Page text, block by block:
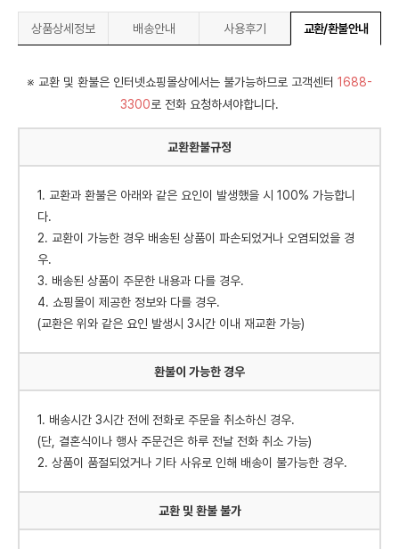
상품상세정보 배송안내 사용후기 교환/환불안내
※ 교환 및 환불은 인터넷쇼핑몰상에서는 불가능하므로 고객센터 1688-
3300로 전화 요청하셔야합니다.
교환환불규정
1. 교환과 환불은 아래와 같은 요인이 발생했을 시 100% 가능합니
다.
2. 교환이 가능한 경우 배송된 상품이 파손되었거나 오염되었을 경
우.
3. 배송된 상품이 주문한 내용과 다를 경우.
4. 쇼핑몰이 제공한 정보와 다를 경우.
(교환은 위와 같은 요인 발생시 3시간 이내 재교환 가능)
환불이 가능한 경우
1. 배송시간 3시간 전에 전화로 주문을 취소하신 경우.
(단, 결혼식이나 행사 주문건은 하루 전날 전화 취소 가능)
2. 상품이 품절되었거나 기타 사유로 인해 배송이 불가능한 경우.
교환 및 환불 불가